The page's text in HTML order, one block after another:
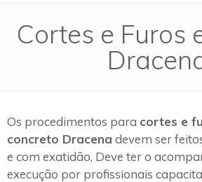
Cortes e Furos
Os procedimentos para cortes e
concreto Dracena devem ser
e com exatidão, Deve ter o
execução por profissionais